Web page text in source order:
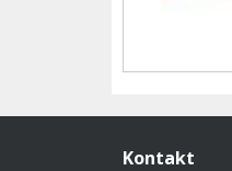
Kontakt